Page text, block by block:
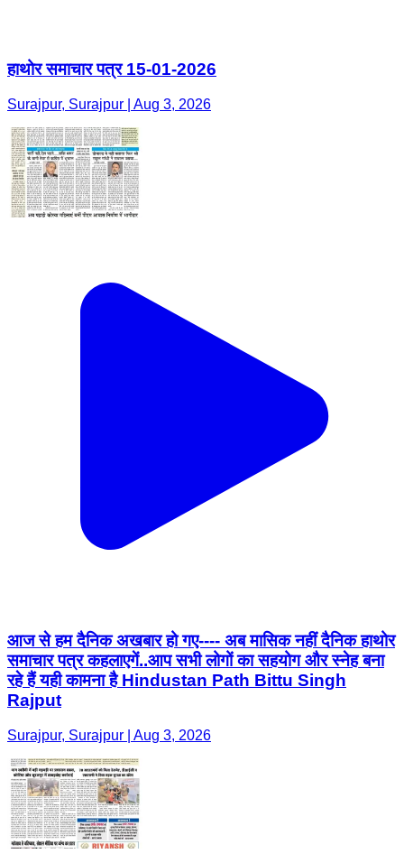
हाथोर समाचार पत्र 15-01-2026
Surajpur, Surajpur | Aug 3, 2026
आज से हम दैनिक अखबार हो गए---- अब मासिक नहीं दैनिक हाथोर
समाचार पत्र कहलाएगें..आप सभी लोगों का सहयोग और स्नेह बना
रहे हैं यही कामना है Hindustan Path Bittu Singh
Rajput
Surajpur, Surajpur | Aug 3, 2026